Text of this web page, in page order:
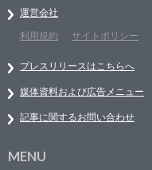
運営会社
利用規約
サイトポリシー
プレスリリースはこちらへ
媒体資料および広告メニュー
記事に関するお問い合わせ
MENU